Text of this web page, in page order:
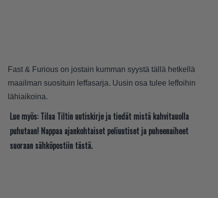
Fast & Furious on jostain kumman syystä tällä hetkellä
maailman suosituin leffasarja. Uusin osa tulee leffoihin
lähiaikoina.
Lue myös: Tilaa Tiltin uutiskirje ja tiedät mistä kahvitauolla
puhutaan! Nappaa ajankohtaiset peliuutiset ja puheenaiheet
suoraan sähköpostiin tästä.